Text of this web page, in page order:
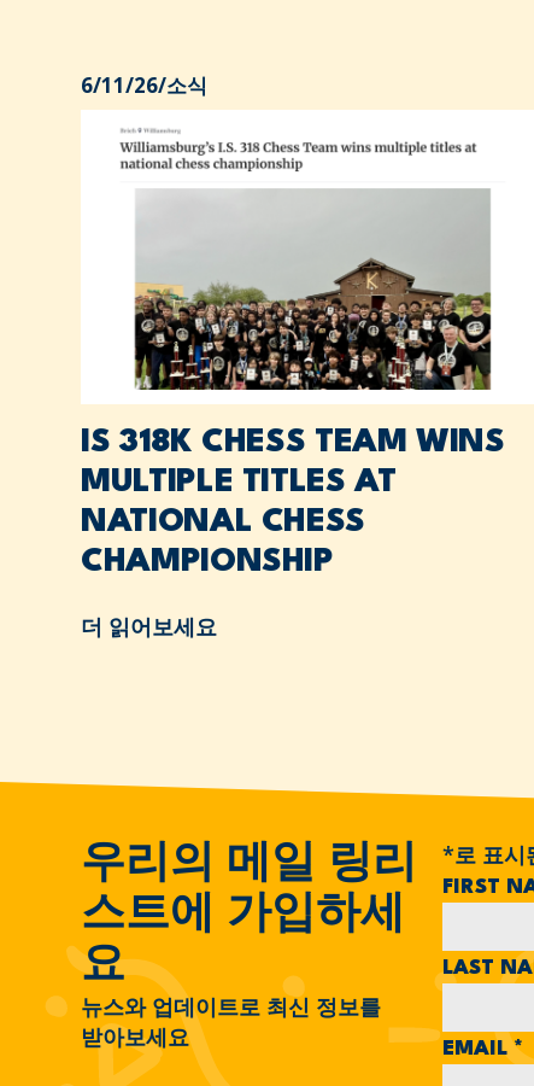
6/11/26/소식
IS 318K CHESS TEAM WINS
MULTIPLE TITLES AT
NATIONAL CHESS
CHAMPIONSHIP
더 읽어보세요
우리의 메일 링리
스트에 가입하세
요
뉴스와 업데이트로 최신 정보를
받아보세요
*로 표시
FIRST
LAST
EMAIL*